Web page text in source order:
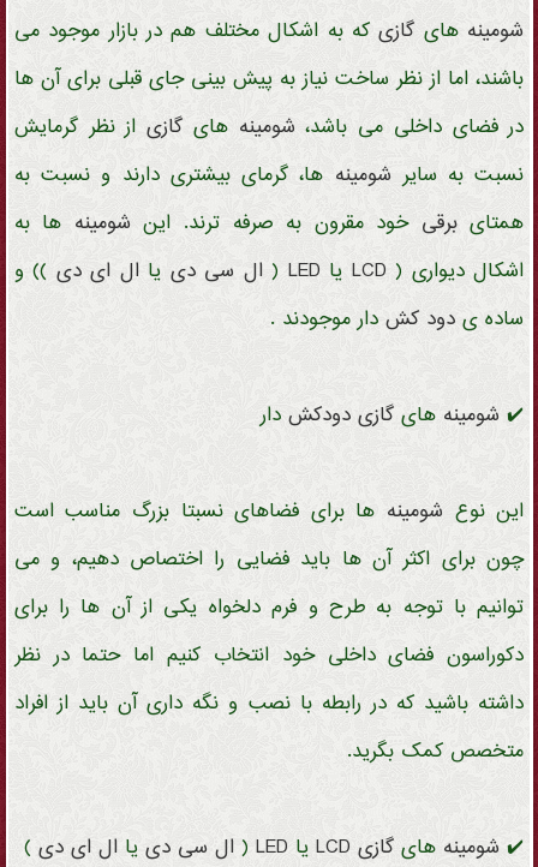
شومینه های گازیکه به اشکال مختلف هم در بازار موجود می
باشند، اما از نظر ساخت نیاز به پیش بینی جای قبلی برای آن ها
در فضای داخلی می باشد، شومینه های گازیاز نظر گرمایش
نسبت به سایرشومینه ها، گرمای بیشتری دارند و نسبت به
همتایبرقی خود مقرون به صرفه ترند. این شومینه ها به
اشکال دیواری ( LCD یا LED
(ال سی دی یاال ای دی )) و
ساده ی دود کشدار موجودند .
✔️ شومینه های گازی دودکشدار
این نوع شومینه ها برای فضاهای نسبتا بزرگ مناسب است
چون برای اکثر آن ها باید فضایی را اختصاص دهیم، و می
توانیم با توجه به طرح و فرم دلخواه یکی از آن ها را برای
دکوراسون فضای داخلی خود انتخاب کنیم اما حتما در نظر
داشته باشید که در رابطه با نصب و نگه داری آن باید از افراد
متخصص کمک بگرید.
✔️ شومینه های گازی LCDیا LED
( ال سی دییا ال ای دی)